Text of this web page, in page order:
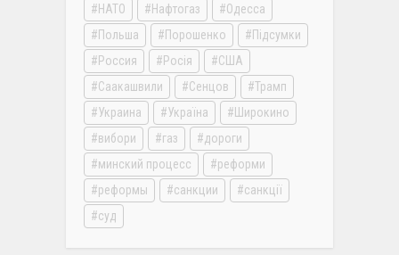
НАТО
Нафтогаз
Одесса
Польша
Порошенко
Підсумки
Россия
Росія
США
Саакашвили
Сенцов
Трамп
Украина
Україна
Широкино
вибори
газ
дороги
минский процесс
реформи
реформы
санкции
санкції
суд